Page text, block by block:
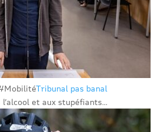
Tribunal pas banal
et aux stupéfiants...